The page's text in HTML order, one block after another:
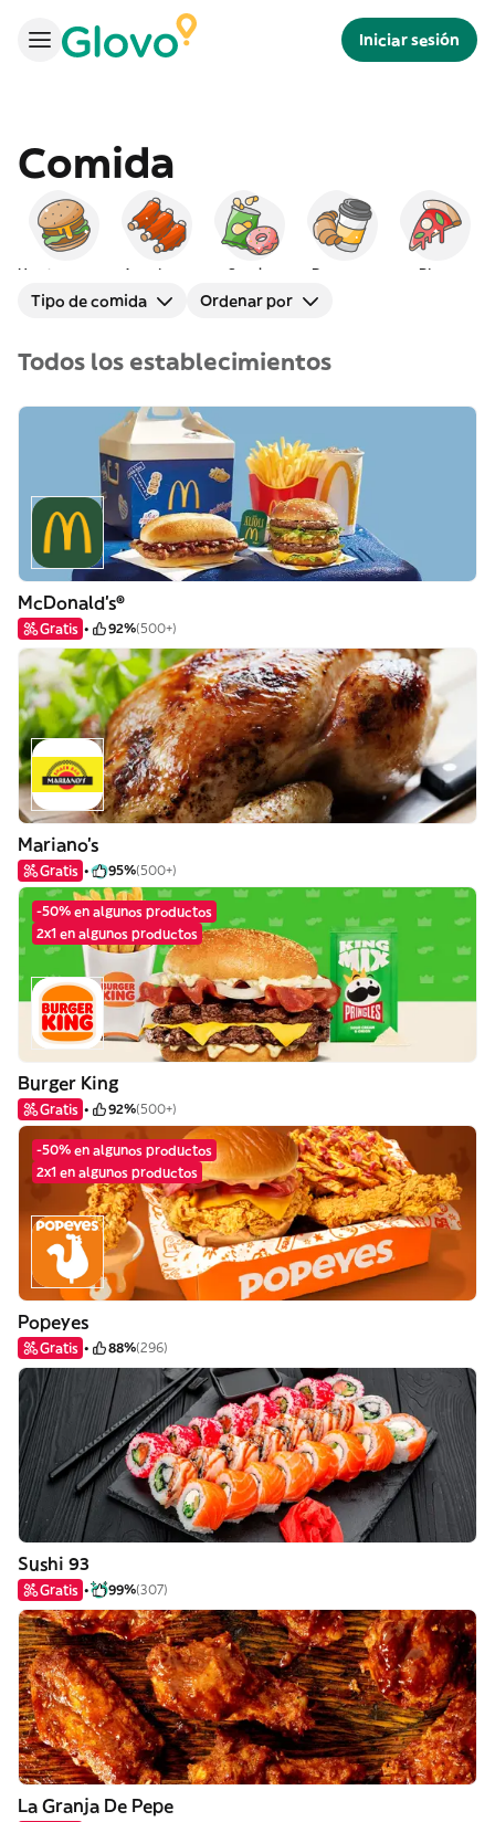
Iniciar sesión
Comida
Americana Snacks Desayuno Pizza
Tipo de comida Ordenar por
Todos los establecimientos
McDonald's®
Gratis 92%(500+)
Mariano's
Gratis 95%(500+)
-50% en algunos productos
2x1 en algunos productos
Burger King
Gratis 92%(500+)
-50% en algunos productos
2x1 en algunos productos
Popeyes
Gratis 88%(296)
Sushi 93
Gratis 99%(307)
La Granja De Pepe